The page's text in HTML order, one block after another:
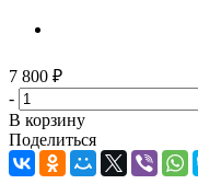
7 800 ₽
-
В корзину
Поделиться